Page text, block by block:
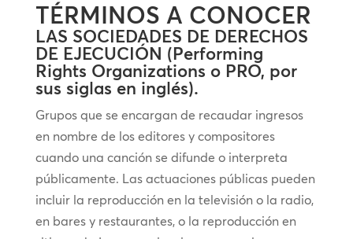
TÉRMINOS A CONOCER
LAS SOCIEDADES DE DERECHOS
DE EJECUCIÓN (Performing
Rights Organizations o PRO, por
sus siglas en inglés).
Grupos que se encargan de recaudar ingresos
en nombre de los editores y compositores
cuando una canción se difunde o interpreta
públicamente. Las actuaciones públicas pueden
incluir la reproducción en la televisión o la radio,
en bares y restaurantes, o la reproducción en